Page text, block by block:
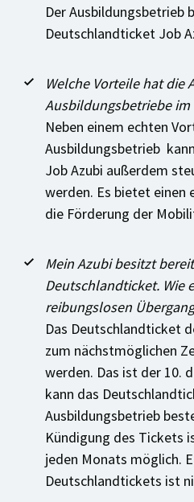
Der Ausbildungsbetrieb
Deutschlandticket Job
Welche Vorteile hat die
Ausbildungsbetriebe
Neben einem echten
Ausbildungsbetrieb
Job Azubi außerdem
werden. Es bietet einen
die Förderung der
Mein Azubi besitzt
Deutschlandticket. Wie
reibungslosen
Das Deutschlandticket
zum nächstmöglichen
werden. Das ist der 10.
kann das
Ausbildungsbetrieb
Kündigung des Tickets
jeden Monats möglich.
Deutschlandtickets ist